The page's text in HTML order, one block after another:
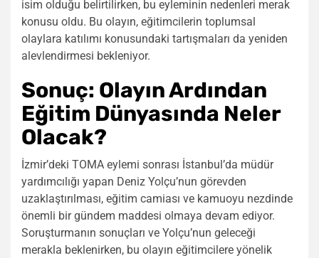
isim olduğu belirtilirken, bu eyleminin nedenleri merak
konusu oldu. Bu olayın, eğitimcilerin toplumsal
olaylara katılımı konusundaki tartışmaları da yeniden
alevlendirmesi bekleniyor.
Sonuç: Olayın Ardından
Eğitim Dünyasında Neler
Olacak?
İzmir’deki TOMA eylemi sonrası İstanbul’da müdür
yardımcılığı yapan Deniz Yolçu’nun görevden
uzaklaştırılması, eğitim camiası ve kamuoyu nezdinde
önemli bir gündem maddesi olmaya devam ediyor.
Soruşturmanın sonuçları ve Yolçu’nun geleceği
merakla beklenirken, bu olayın eğitimcilere yönelik